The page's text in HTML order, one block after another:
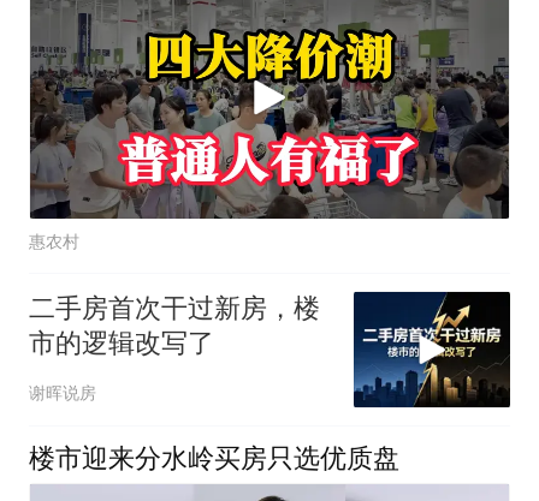
惠农村
二手房首次干过新房，楼
市的逻辑改写了
谢晖说房
楼市迎来分水岭买房只选优质盘